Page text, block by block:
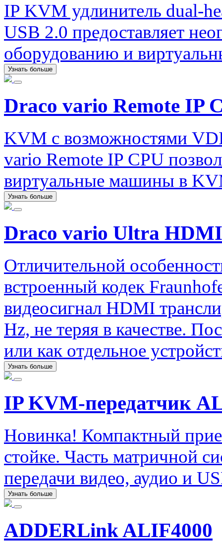
IP KVM удлинитель dual-
USB 2.0 предоставляет
оборудованию и
Узнать больше
Draco vario Remote IP
KVM с возможностями
vario Remote IP CPU
виртуальные машины в
Узнать больше
Draco vario Ultra
Отличительной
встроенный кодек
видеосигнал HDMI
Hz, не теряя в качестве.
или как отдельное
Узнать больше
IP KVM-передатчик
Новинка! Компактный
стойке. Часть матричной
передачи видео, аудио и
Узнать больше
ADDERLink ALIF4000